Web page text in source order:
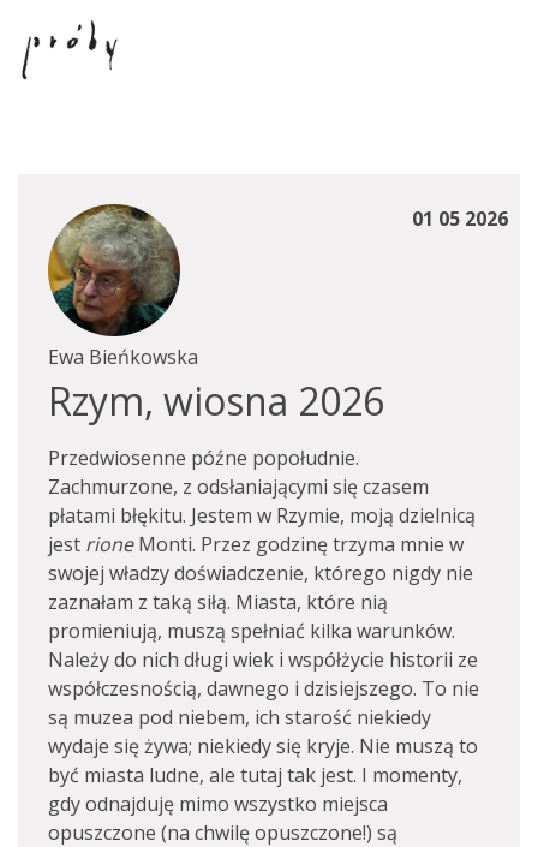
01 05 2026
Ewa Bieńkowska
Rzym, wiosna 2026
Przedwiosenne późne popołudnie.
Zachmurzone, z odsłaniającymi się czasem
płatami błękitu. Jestem w Rzymie, moją dzielnicą
jest rioneMonti. Przez godzinę trzyma mnie w
swojej władzy doświadczenie, którego nigdy nie
zaznałam z taką siłą. Miasta, które nią
promieniują, muszą spełniać kilka warunków.
Należy do nich długi wiek i współżycie historii ze
współczesnością, dawnego i dzisiejszego. To nie
są muzea pod niebem, ich starość niekiedy
wydaje się żywa; niekiedy się kryje. Nie muszą to
być miasta ludne, ale tutaj tak jest. I momenty,
gdy odnajduję mimo wszystko miejsca
opuszczone (na chwilę opuszczone!) są